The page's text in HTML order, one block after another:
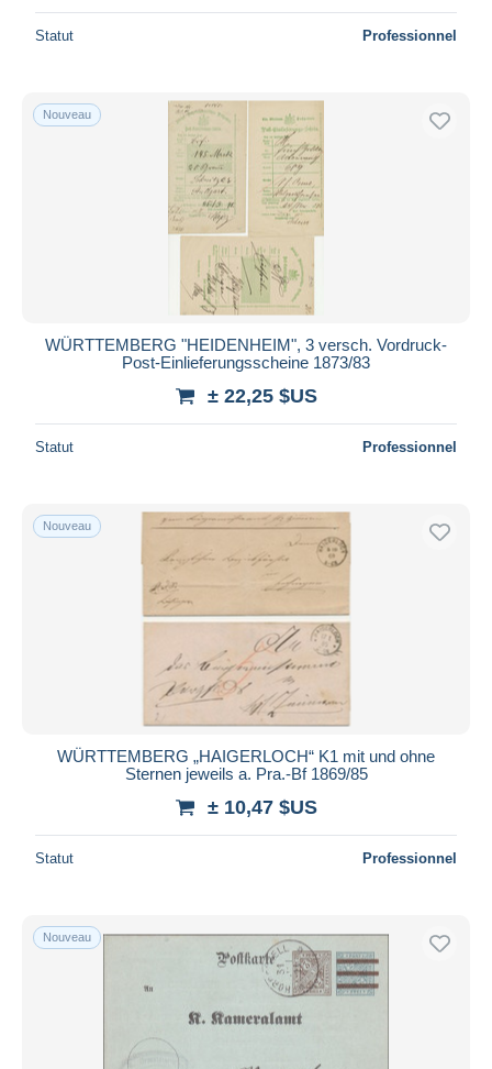
Statut Professionnel
Nouveau
WÜRTTEMBERG "HEIDENHEIM", 3 versch. Vordruck-
Post-Einlieferungsscheine 1873/83
± 22,25 $US
Statut Professionnel
Nouveau
WÜRTTEMBERG „HAIGERLOCH“ K1 mit und ohne
Sternen jeweils a. Pra.-Bf 1869/85
± 10,47 $US
Statut Professionnel
Nouveau